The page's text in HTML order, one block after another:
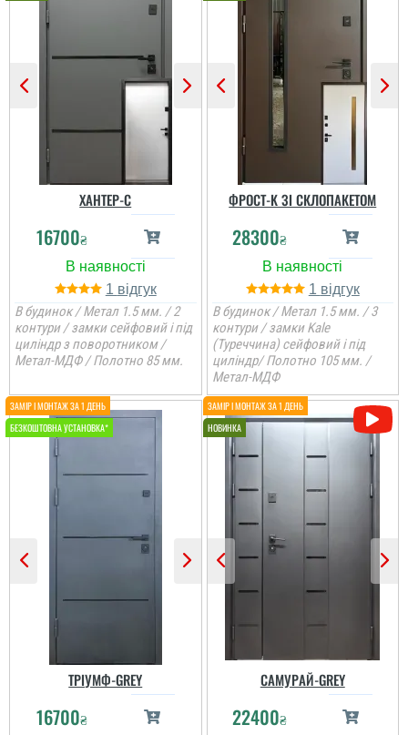
ХАНТЕР-С
16700₴
1
В будинок / Метал 1.5 мм. / 2
контури / замки сейфовий і під
циліндр з поворотником /
Метал-МДФ / Полотно 85 мм.
ФРОСТ-K ЗІ СКЛОПАКЕТОМ
28300₴
1
В будинок / Метал 1.5 мм. / 3
контури / замки Kale
(Туреччина) сейфовий і під
циліндр/ Полотно 105 мм. /
Метал-МДФ
ТРІУМФ-GREY
16700₴
САМУРАЙ-GREY
22400₴